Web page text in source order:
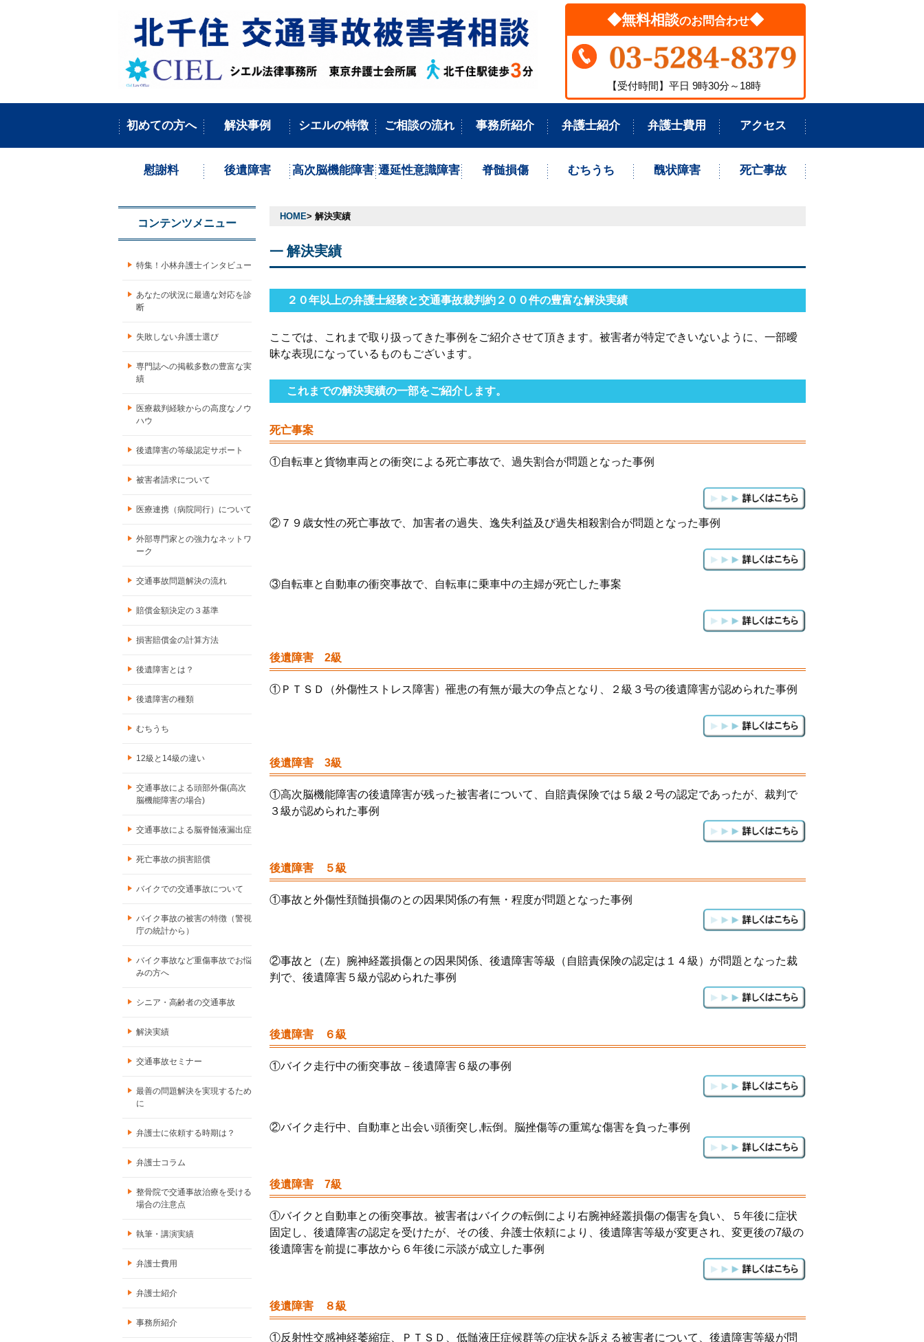
◆無料相談のお問合わせ◆
【受付時間】平日 9時30分～18時
初めての方へ 解決事例 シエルの特徴 ご相談の流れ 事務所紹介 弁護士紹介 弁護士費用 アクセス
慰謝料 後遺障害 高次脳機能障害 遷延性意識障害 脊髄損傷 むちうち 醜状障害 死亡事故
HOME> 解決実績
解決実績
２０年以上の弁護士経験と交通事故裁判約２００件の豊富な解決実績
ここでは、これまで取り扱ってきた事例をご紹介させて頂きます。被害者が特定できいないように、一部曖
昧な表現になっているものもございます。
これまでの解決実績の一部をご紹介します。
死亡事案
①自転車と貨物車両との衝突による死亡事故で、過失割合が問題となった事例
②７９歳女性の死亡事故で、加害者の過失、逸失利益及び過失相殺割合が問題となった事例
③自転車と自動車の衝突事故で、自転車に乗車中の主婦が死亡した事案
後遺障害 2級
①ＰＴＳＤ（外傷性ストレス障害）罹患の有無が最大の争点となり、２級３号の後遺障害が認められた事例
後遺障害 3級
①高次脳機能障害の後遺障害が残った被害者について、自賠責保険では５級２号の認定であったが、裁判で
３級が認められた事例
後遺障害 ５級
①事故と外傷性頚髄損傷のとの因果関係の有無・程度が問題となった事例
②事故と（左）腕神経叢損傷との因果関係、後遺障害等級（自賠責保険の認定は１４級）が問題となった裁
判で、後遺障害５級が認められた事例
後遺障害 ６級
①バイク走行中の衝突事故－後遺障害６級の事例
②バイク走行中、自動車と出会い頭衝突し,転倒。脳挫傷等の重篤な傷害を負った事例
後遺障害 7級
①バイクと自動車との衝突事故。被害者はバイクの転倒により右腕神経叢損傷の傷害を負い、５年後に症状
固定し、後遺障害の認定を受けたが、その後、弁護士依頼により、後遺障害等級が変更され、変更後の7級の
後遺障害を前提に事故から６年後に示談が成立した事例
後遺障害 ８級
①反射性交感神経萎縮症、ＰＴＳＤ、低髄液圧症候群等の症状を訴える被害者について、後遺障害等級が問
コンテンツメニュー
特集！小林弁護士インタビュー
あなたの状況に最適な対応を診
断
失敗しない弁護士選び
専門誌への掲載多数の豊富な実
績
医療裁判経験からの高度なノウ
ハウ
後遺障害の等級認定サポート
被害者請求について
医療連携（病院同行）について
外部専門家との強力なネットワ
ーク
交通事故問題解決の流れ
賠償金額決定の３基準
損害賠償金の計算方法
後遺障害とは？
後遺障害の種類
むちうち
12級と14級の違い
交通事故による頭部外傷(高次
脳機能障害の場合)
交通事故による脳脊髄液漏出症
死亡事故の損害賠償
バイクでの交通事故について
バイク事故の被害の特徴（警視
庁の統計から）
バイク事故など重傷事故でお悩
みの方へ
シニア・高齢者の交通事故
解決実績
交通事故セミナー
最善の問題解決を実現するため
に
弁護士に依頼する時期は？
弁護士コラム
整骨院で交通事故治療を受ける
場合の注意点
執筆・講演実績
弁護士費用
弁護士紹介
事務所紹介